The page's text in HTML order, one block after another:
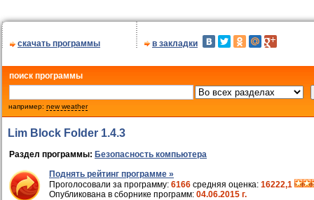
скачать программы в закладки
поиск программы
например: new weather
Lim Block Folder 1.4.3
Раздел программы: Безопасность компьютера
Поднять рейтинг программе »
Проголосовали за программу: 6166 средняя оценка: 16222,1
Опубликована в сборнике программ: 04.06.2015 г.